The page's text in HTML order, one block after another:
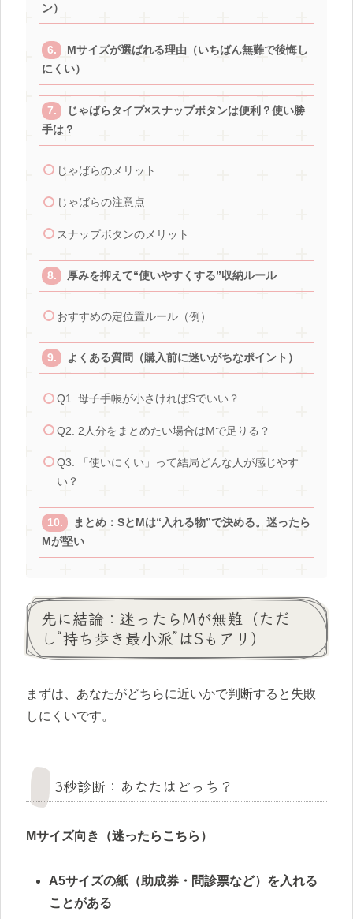
ン）
Mサイズが選ばれる理由（いちばん無難で後悔し
にくい）
じゃばらタイプ×スナップボタンは便利？使い勝
手は？
じゃばらのメリット
じゃばらの注意点
スナップボタンのメリット
厚みを抑えて“使いやすくする”収納ルール
おすすめの定位置ルール（例）
よくある質問（購入前に迷いがちなポイント）
Q1. 母子手帳が小さければSでいい？
Q2. 2人分をまとめたい場合はMで足りる？
Q3. 「使いにくい」って結局どんな人が感じやす
い？
まとめ：SとMは“入れる物”で決める。迷ったら
Mが堅い
先に結論：迷ったらMが無難（ただ
し“持ち歩き最小派”はSもアリ）
まずは、あなたがどちらに近いかで判断すると失敗
しにくいです。
3秒診断：あなたはどっち？
Mサイズ向き（迷ったらこちら）
A5サイズの紙（助成券・問診票など）を入れる
ことがある